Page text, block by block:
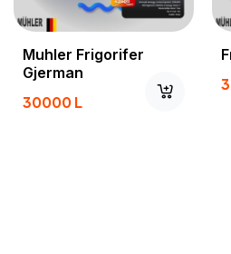
Muhler Frigorifer
Gjerman
30000L